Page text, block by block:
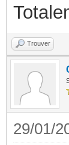
Trouver
29/01/